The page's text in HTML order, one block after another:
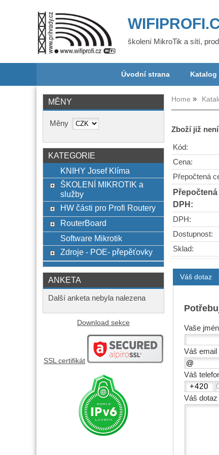
školení MikroTik a sítí,
Úvodní strana Katalog
Home
Zboží již
Kód:
Cena:
Přepočtená
Přepočtená
DPH:
DPH:
Dostupnost:
Sklad:
Váš dotaz
Vaše
Váš email
Váš
Váš dotaz
MĚNY
Měny
KATEGORIE
KNIHY Josef Klíma
ŠKOLENÍ MIKROTIK a
služby
HW části pro Profi Routery
RouterBoard
Software Mikrotik
Zdroje - POE- přepěťovky
ANKETA
Další anketa nebyla nalezena
Download sekce
SSL certifikát